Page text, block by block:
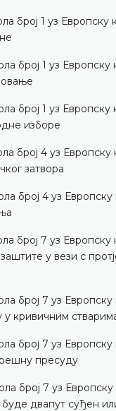
број 1 уз Европску
број 1 уз Европску
број 1 уз Европску
изборе
број 4 уз Европску
затвора
број 4 уз Европску
број 7 уз Европску
у вези с
број 7 уз Европску
у кривичним
број 7 уз Европску
пресуду
број 7 уз Европску
двапут суђен